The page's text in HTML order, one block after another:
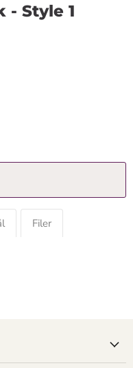
- Style 1
Filer